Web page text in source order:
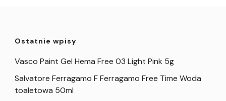
Ostatnie wpisy
Vasco Paint Gel Hema Free 03 Light Pink 5g
Salvatore Ferragamo F Ferragamo Free Time Woda
toaletowa 50ml